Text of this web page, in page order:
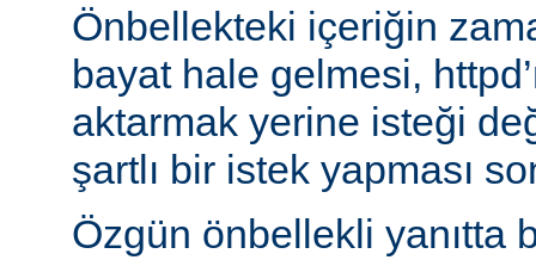
Önbellekteki içeriğin
bayat hale gelmesi,
aktarmak yerine isteği
şartlı bir istek yapması
Özgün önbellekli yanıtta